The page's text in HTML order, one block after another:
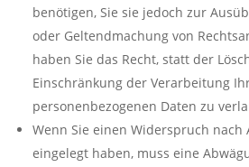
benötigen, Sie sie jedoch zur
oder Geltendmachung von
haben Sie das Recht, statt der
Einschränkung der Verarbeitung
personenbezogenen Daten zu
Wenn Sie einen Widerspruch nach
eingelegt haben, muss eine